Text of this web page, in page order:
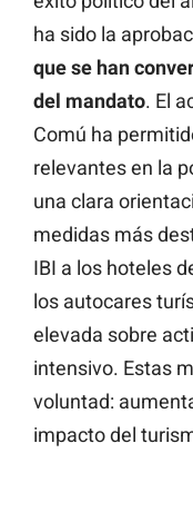
ha sido la
que se han
del mandato. El
Comú ha
relevantes en la
una clara
medidas más
IBI a los hoteles
los autocares
elevada sobre
intensivo. Estas
voluntad:
impacto del